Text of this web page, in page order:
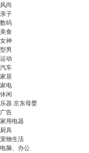
风尚
亲子
数码
美食
女神
型男
运动
汽车
家居
家电
休闲
乐器 京东母婴
广告
家用电器
厨具
宠物生活
电脑、办公